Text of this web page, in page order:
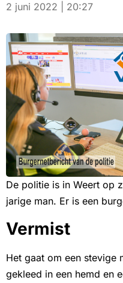
2 juni 2022 | 20:27
De politie is in Weert op
jarige man. Er is een
Vermist
Het gaat om een stevige
gekleed in een hemd en